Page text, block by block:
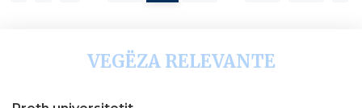
VEGËZA RELEVANTE